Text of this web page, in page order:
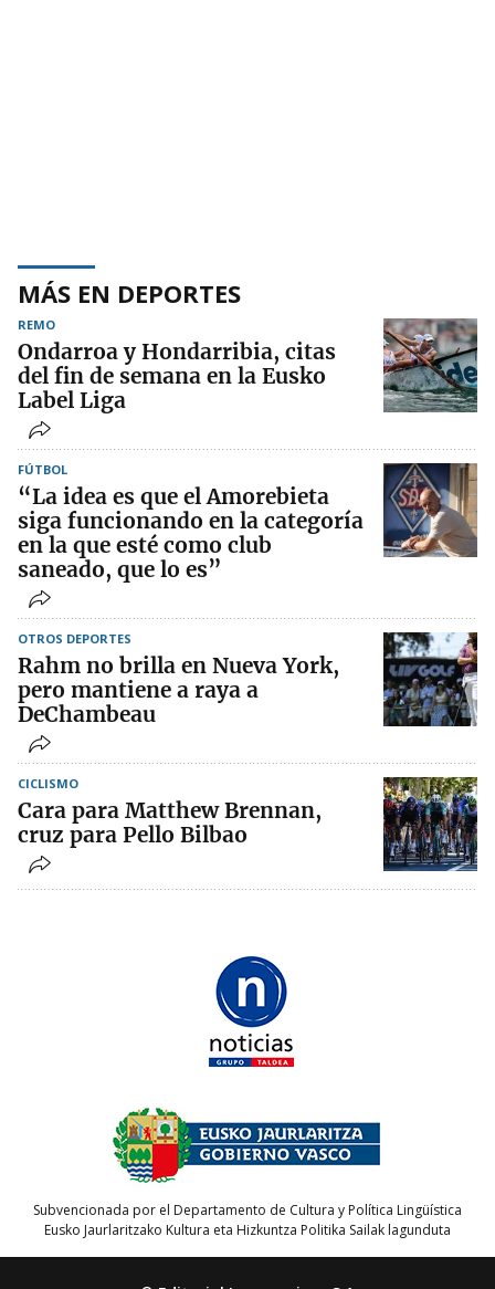
MÁS EN DEPORTES
REMO
Ondarroa y Hondarribia, citas
del fin de semana en la Eusko
Label Liga
FÚTBOL
“La idea es que el Amorebieta
siga funcionando en la categoría
en la que esté como club
saneado, que lo es”
OTROS DEPORTES
Rahm no brilla en Nueva York,
pero mantiene a raya a
DeChambeau
CICLISMO
Cara para Matthew Brennan,
cruz para Pello Bilbao
Subvencionada por el Departamento de Cultura y Política Lingüística
Eusko Jaurlaritzako Kultura eta Hizkuntza Politika Sailak lagunduta